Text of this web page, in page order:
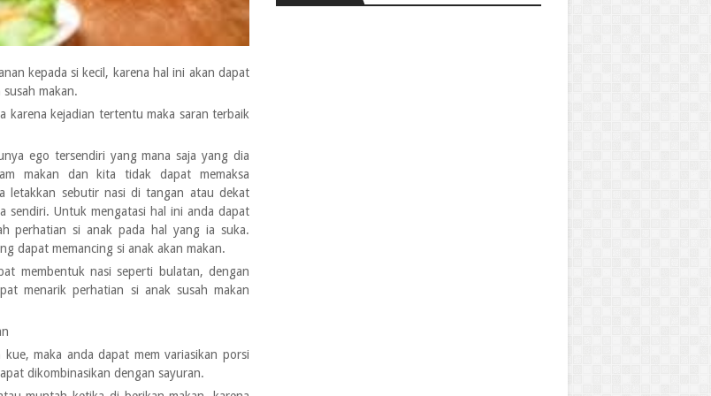
kepada si kecil, karena hal ini akan dapat
makan.
karena kejadian tertentu maka saran terbaik
ego tersendiri yang mana saja yang dia
makan dan kita tidak dapat memaksa
letakkan sebutir nasi di tangan atau dekat
sendiri. Untuk mengatasi hal ini anda dapat
perhatian si anak pada hal yang ia suka.
dapat memancing si anak akan makan.
membentuk nasi seperti bulatan, dengan
menarik perhatian si anak susah makan
maka anda dapat mem variasikan porsi
dikombinasikan dengan sayuran.